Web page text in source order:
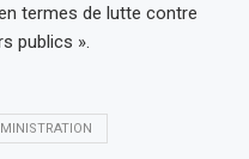
termes de lutte contre
publics ».